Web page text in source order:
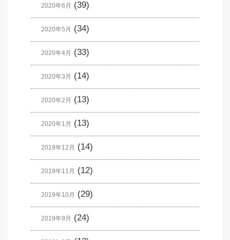
2020年6月 (39)
2020年5月 (34)
2020年4月 (33)
2020年3月 (14)
2020年2月 (13)
2020年1月 (13)
2019年12月 (14)
2019年11月 (12)
2019年10月 (29)
2019年9月 (24)